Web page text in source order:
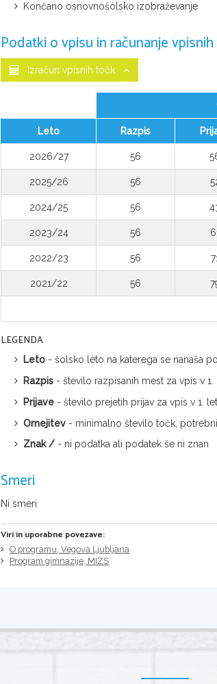
Končano osnovnošolsko izobraževanje
Podatki o vpisu in računanje
Izračun vpisnih točk
Leto Razpis
2026/27 56
2025/26 56
2024/25 56
2023/24 56
2022/23 56
2021/22 56
LEGENDA
Leto - šolsko leto na katerega se nanaša
Razpis - število razpisanih mest za vpis v
Prijave - število prejetih prijav za vpis v 1.
Omejitev - minimalno število točk,
Znak / - ni podatka ali podatek še ni znan
Smeri
Ni smeri
Viri in uporabne povezave:
O programu, Vegova Ljubljana
Program gimnazije, MIZS